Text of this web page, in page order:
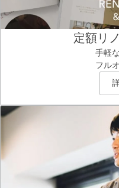
定額リ
手軽
フル